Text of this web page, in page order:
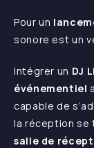
Pour un
sonore est un
Intégrer un DJ
événementiel
capable de
la réception se
salle de